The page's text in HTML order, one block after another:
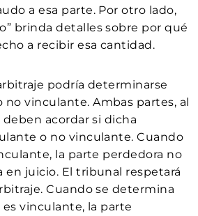
a esa parte. Por otro lado,
brinda detalles sobre por qué
a recibir esa cantidad.
podría determinarse
vinculante. Ambas partes, al
acordar si dicha
o no vinculante. Cuando
la parte perdedora no
juicio. El tribunal respetará
Cuando se determina
vinculante, la parte